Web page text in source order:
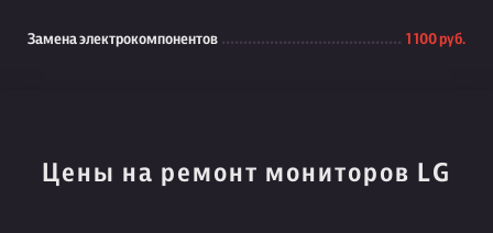
Замена электрокомпонентов 1 100 руб.
Цены на ремонт мониторов LG